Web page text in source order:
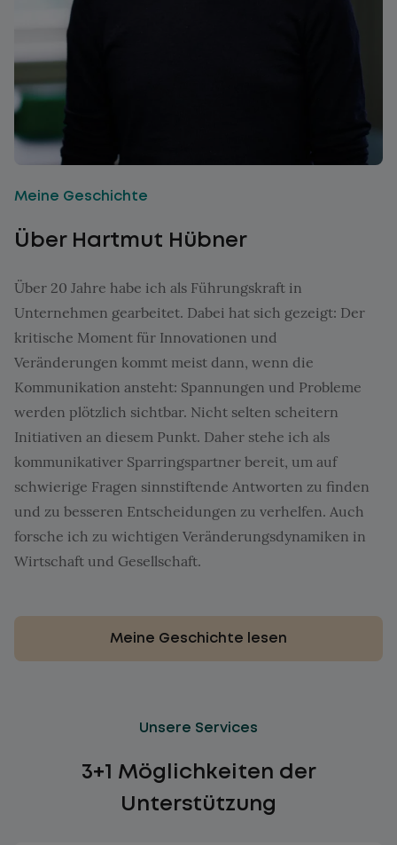
Meine Geschichte
Über Hartmut Hübner
Über 20 Jahre habe ich als Führungskraft in
Unternehmen gearbeitet. Dabei hat sich gezeigt: Der
kritische Moment für Innovationen und
Veränderungen kommt meist dann, wenn die
Kommunikation ansteht: Spannungen und Probleme
werden plötzlich sichtbar. Nicht selten scheitern
Initiativen an diesem Punkt. Daher stehe ich als
kommunikativer Sparringspartner bereit, um auf
schwierige Fragen sinnstiftende Antworten zu finden
und zu besseren Entscheidungen zu verhelfen. Auch
forsche ich zu wichtigen Veränderungsdynamiken in
Wirtschaft und Gesellschaft.
Meine Geschichte lesen
Unsere Services
3+1 Möglichkeiten der
Unterstützung